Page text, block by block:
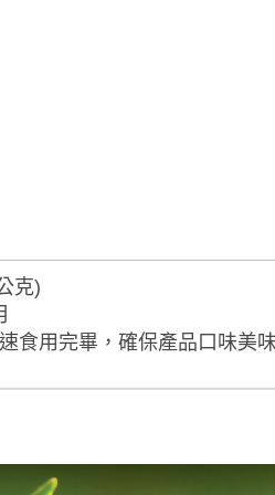
克)
食用完畢，確保產品口味美